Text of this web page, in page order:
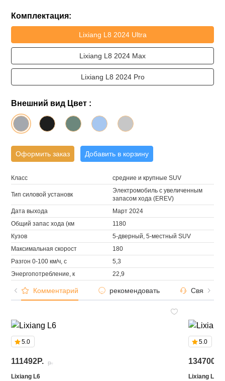
Комплектация:
Lixiang L8 2024 Ultra
Lixiang L8 2024 Max
Lixiang L8 2024 Pro
Внешний вид Цвет :
Оформить заказ Добавить в корзину
Класс средние и крупные SUV
Тип силовой установк
Электромобиль с увеличенным
запасом хода (EREV)
Дата выхода
Март 2024
Общий запас хода (км
1180
Кузов
5-дверный, 5-местный SUV
Максимальная скорост
180
Разгон 0-100 км/ч, с
5,3
Энергопотребление, к
22,9
5.0
111492P.
p.
Lixiang L6
5.0
134700P.
Lixiang L7
Комментарий рекомендовать